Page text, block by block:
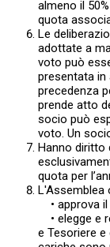
almeno il
quota
Le
adottate a
voto può
presentata
precedenza
prende atto
socio può
voto. Un
Hanno diritto
quota per
L'Assemblea
• approva il
• elegge e
e Tesoriere e